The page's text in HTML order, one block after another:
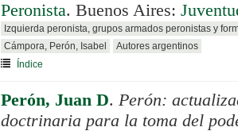
Peronista. Buenos Aires:
Izquierda peronista, grupos armados peronistas y
Cámpora, Perón, Isabel
Autores argentinos
Índice
Perón, Juan D. Perón:
doctrinaria para la toma del